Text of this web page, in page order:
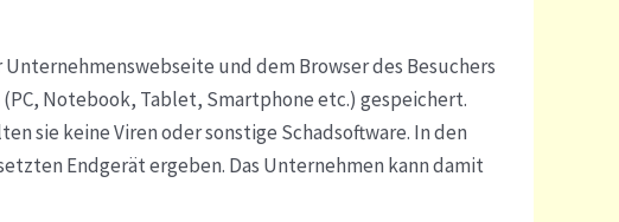
und dem Browser des Besuchers
Notebook, Tablet, Smartphone etc.) gespeichert.
sie keine Viren oder sonstige Schadsoftware. In den
Endgerät ergeben. Das Unternehmen kann damit